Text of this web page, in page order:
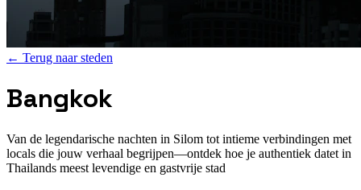
← Terug naar steden
Bangkok
Van de legendarische nachten in Silom tot intieme verbindingen met
locals die jouw verhaal begrijpen—ontdek hoe je authentiek datet in
Thailands meest levendige en gastvrije stad